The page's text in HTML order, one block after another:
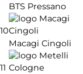
BTS Pressano
10
Macagi Cingoli
11